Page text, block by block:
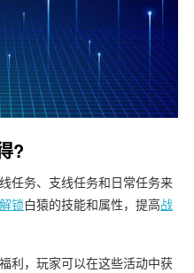
?
任务、支线任务和日常任务来
锁白猿的技能和属性，提高战
利，玩家可以在这些活动中获